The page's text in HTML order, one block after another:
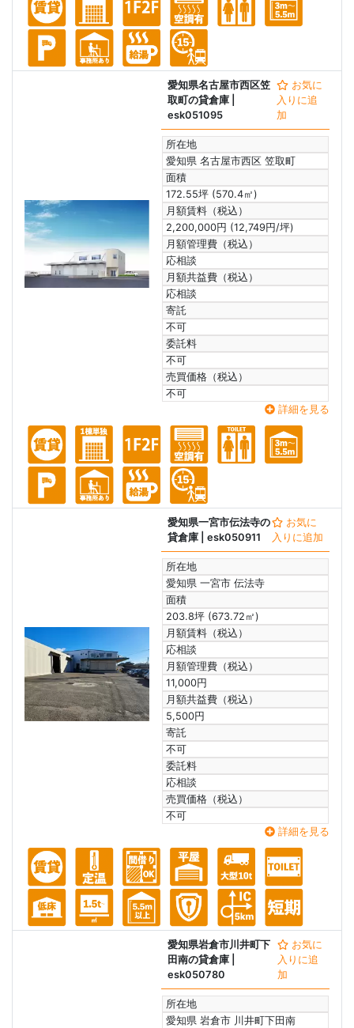
愛知県名古屋市西区笠
取町の貸倉庫
esk051095
お気に
入りに追
加
所在地
愛知県 名古屋市西区 笠取町
面積
172.55坪 (570.4㎡)
月額賃料（税込）
2,200,000円 (12,749円/坪)
月額管理費（税込）
応相談
月額共益費（税込）
応相談
寄託
不可
委託料
不可
売買価格（税込）
不可
詳細を見る
愛知県一宮市伝法寺の
貸倉庫 | esk050911
お気に
入りに追加
所在地
愛知県 一宮市 伝法寺
面積
203.8坪 (673.72㎡)
月額賃料（税込）
応相談
月額管理費（税込）
11,000円
月額共益費（税込）
5,500円
寄託
不可
委託料
応相談
売買価格（税込）
不可
詳細を見る
愛知県岩倉市川井町下
田南の貸倉庫
esk050780
お気に
入りに追
加
所在地
愛知県 岩倉市 川井町下田南